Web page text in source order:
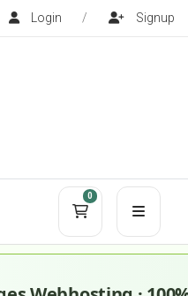
Login / Signup
0
Mein